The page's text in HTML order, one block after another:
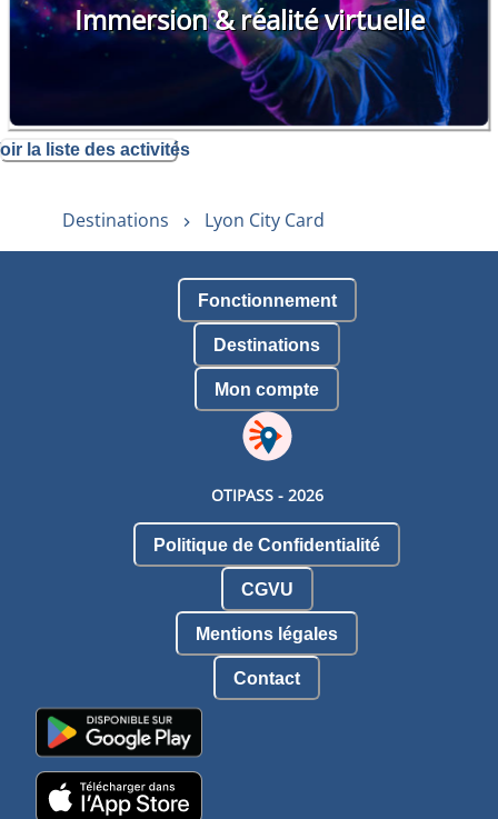
Immersion & réalité virtuelle
la liste des activités
Destinations Lyon City Card
Fonctionnement
Destinations
Mon compte
OTIPASS - 2026
Politique de Confidentialité
CGVU
Mentions légales
Contact